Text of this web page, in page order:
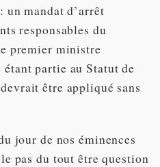
mandat d’arrêt
responsables du
premier ministre
partie au Statut de
être appliqué sans
jour de nos éminences
pas du tout être question